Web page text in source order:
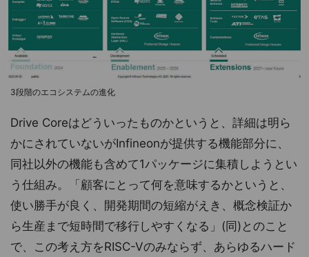
3段階のエコシステムの進化
Drive Coreはどういったものかというと、詳細は明ら
かにされていないがInfineonが提供する機能部分に、
同社以外の機能も含めて1パッケージに集積しようとい
う仕組み。「顧客にとって何を意味するかというと、
使い勝手が良く、開発期間の短縮がえき、概念検証か
ら生産まで短時間で移行しやすくなる」(同)とのこと
で、この考え方をRISC-Vのみならず、あらゆるハード